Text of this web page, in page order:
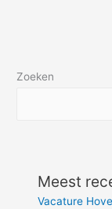
Zoeken
Meest
Vacature